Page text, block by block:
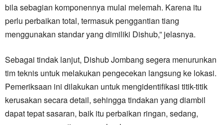
bila sebagian komponennya mulai melemah. Karena itu
perlu perbaikan total, termasuk penggantian tiang
menggunakan standar yang dimiliki Dishub,” jelasnya.
Sebagai tindak lanjut, Dishub Jombang segera menurunkan
tim teknis untuk melakukan pengecekan langsung ke lokasi.
Pemeriksaan ini dilakukan untuk mengidentifikasi titik-titik
kerusakan secara detail, sehingga tindakan yang diambil
dapat tepat sasaran, baik itu perbaikan ringan, sedang,